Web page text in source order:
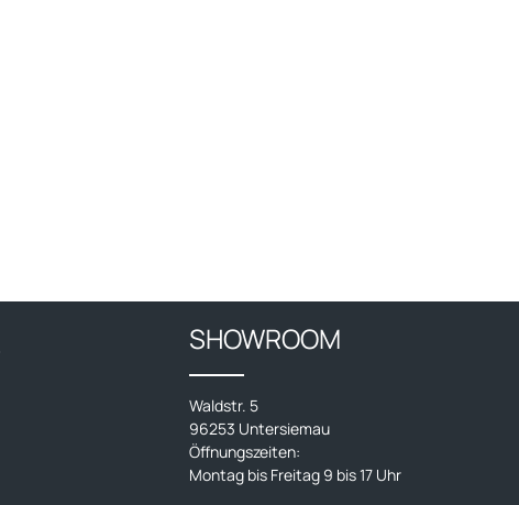
SHOWROOM
Waldstr. 5
96253 Untersiemau
Öffnungszeiten:
Montag bis Freitag 9 bis 17 Uhr